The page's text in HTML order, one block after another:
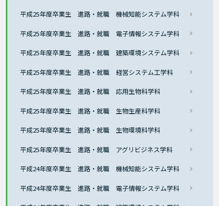
平成25年度卒業生 進路・就職 機械知能システム学科
平成25年度卒業生 進路・就職 電子情報システム学科
平成25年度卒業生 進路・就職 建築環境システム学科
平成25年度卒業生 進路・就職 経営システム工学科
平成25年度卒業生 進路・就職 応用生物科学科
平成25年度卒業生 進路・就職 生物生産科学科
平成25年度卒業生 進路・就職 生物環境科学科
平成25年度卒業生 進路・就職 アグリビジネス学科
平成24年度卒業生 進路・就職 機械知能システム学科
平成24年度卒業生 進路・就職 電子情報システム学科